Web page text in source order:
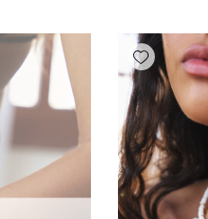
Add wishlist